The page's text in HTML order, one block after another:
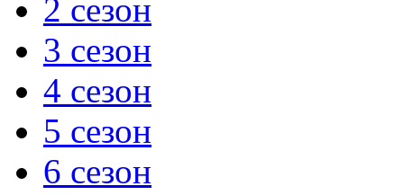
2 сезон
3 сезон
4 сезон
5 сезон
6 сезон